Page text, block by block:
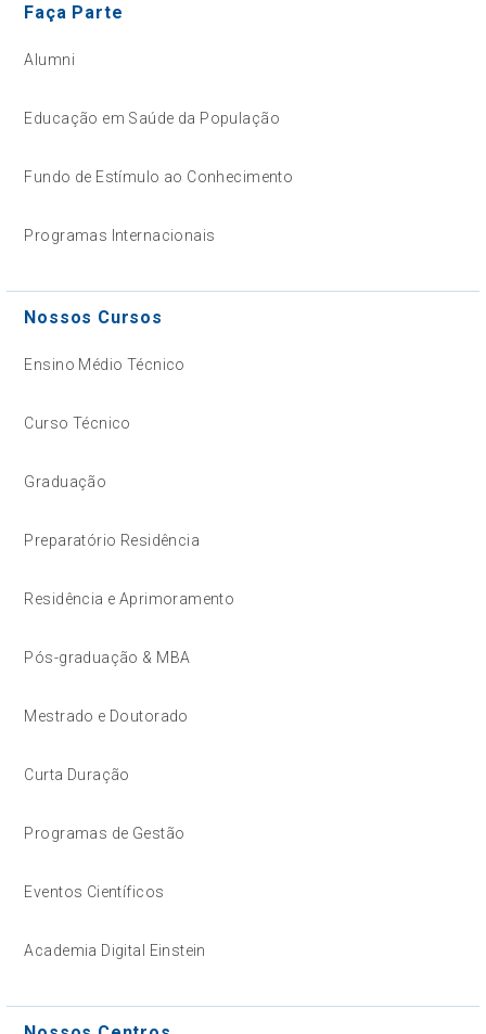
Faça Parte
Alumni
Educação em Saúde da População
Fundo de Estímulo ao Conhecimento
Programas Internacionais
Nossos Cursos
Ensino Médio Técnico
Curso Técnico
Graduação
Preparatório Residência
Residência e Aprimoramento
Pós-graduação & MBA
Mestrado e Doutorado
Curta Duração
Programas de Gestão
Eventos Científicos
Academia Digital Einstein